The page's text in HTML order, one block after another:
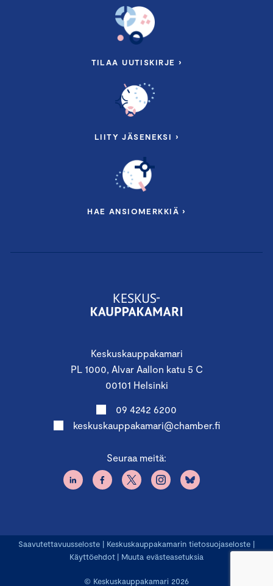
Keskuskauppakamari
PL 1000, Alvar Aallon katu 5 C
00101 Helsinki
09 4242 6200
keskuskauppakamari@chamber.fi
Seuraa meitä:
TILAA UUTISKIRJE ›
LIITY JÄSENEKSI ›
HAE ANSIOMERKKIÄ ›
© Keskuskauppakamari 2026
Saavutettavuusseloste | Keskuskauppakamarin tietosuojaseloste |
Käyttöehdot | Muuta evästeasetuksia